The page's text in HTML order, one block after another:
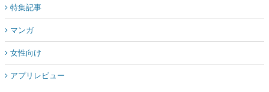
特集記事
マンガ
女性向け
アプリレビュー